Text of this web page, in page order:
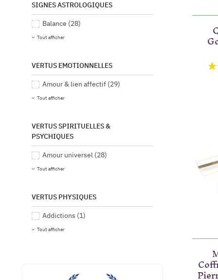
SIGNES ASTROLOGIQUES
Balance (28)
Tout afficher
VERTUS EMOTIONNELLES
Amour & lien affectif (29)
Tout afficher
VERTUS SPIRITUELLES &
PSYCHIQUES
Amour universel (28)
Tout afficher
VERTUS PHYSIQUES
Addictions (1)
Tout afficher